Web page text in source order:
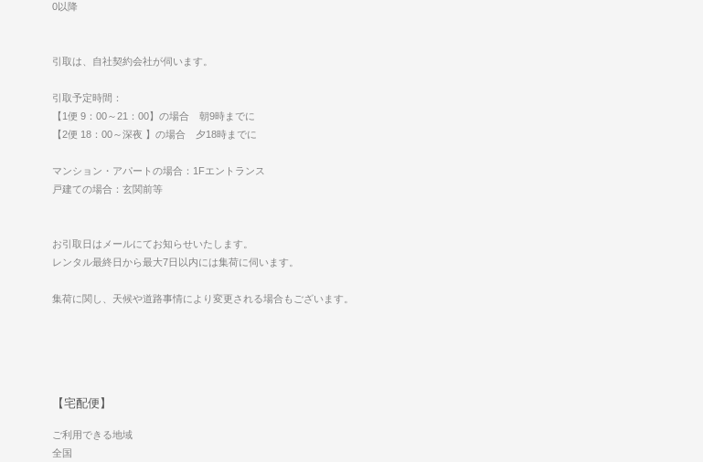
0以降
引取は、自社契約会社が伺います。
引取予定時間：
【1便 9：00～21：00】の場合 朝9時までに
【2便 18：00～深夜 】の場合 夕18時までに
マンション・アパートの場合：1Fエントランス
戸建ての場合：玄関前等
お引取日はメールにてお知らせいたします。
レンタル最終日から最大7日以内には集荷に伺います。
集荷に関し、天候や道路事情により変更される場合もございます。
【宅配便】
ご利用できる地域
全国